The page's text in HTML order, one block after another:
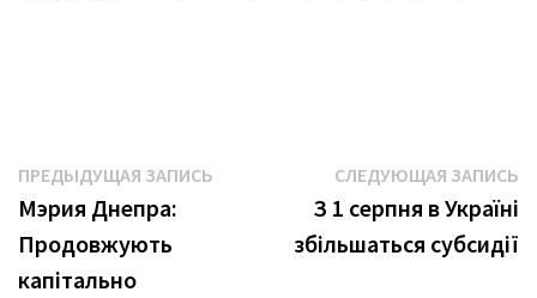
Навигация
по
записям
ПРЕДЫДУЩАЯ ЗАПИСЬ
Мэрия Днепра:
Продовжують
капітально
СЛЕДУЮЩАЯ ЗАПИСЬ
З 1 серпня в Україні
збільшаться субсидії